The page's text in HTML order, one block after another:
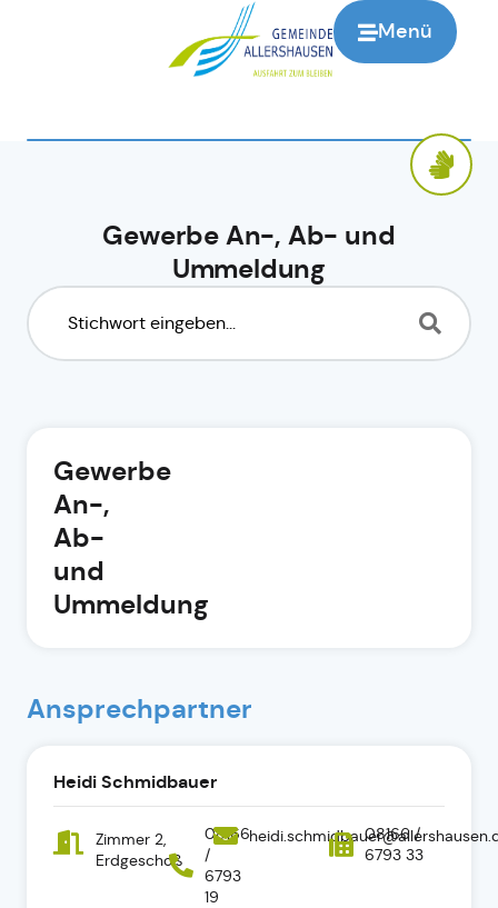
Menü
Gewerbe An-, Ab- und
Ummeldung
Gewerbe
An-,
Ab-
und
Ummeldung
Ansprechpartner
Heidi Schmidbauer
Zimmer 2,
Erdgeschoß
08166
/
6793
19
08166 /
6793 33